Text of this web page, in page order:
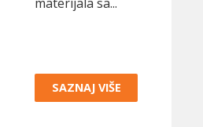
SAZNAJ VIŠE